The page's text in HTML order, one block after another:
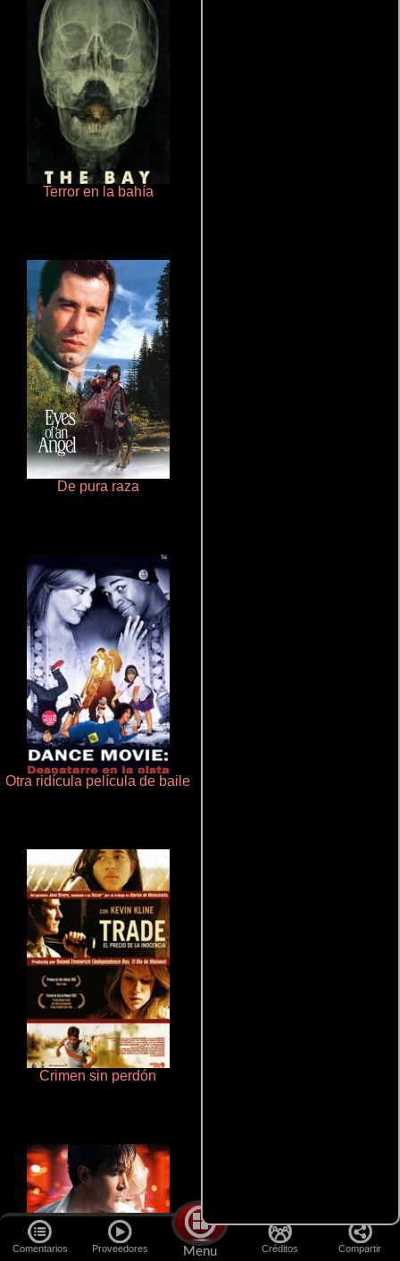
Comentarios Proveedores Menu Créditos Compartir
Terror en la bahía
De pura raza
Otra ridícula película de baile
Crimen sin perdón